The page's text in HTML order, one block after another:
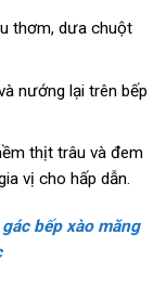
thơm, dưa chuột
nướng lại trên bếp
thịt trâu và đem
vị cho hấp dẫn.
bếp xào măng